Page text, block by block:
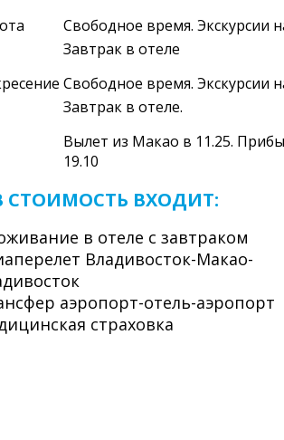
Свободное время. Экскурсии
Завтрак в отеле
Свободное время. Экскурсии
Завтрак в отеле.
Вылет из Макао в 11.25.
19.10
СТОИМОСТЬ ВХОДИТ:
в отеле с завтраком
Владивосток-Макао-
аэропорт-отель-аэропорт
страховка